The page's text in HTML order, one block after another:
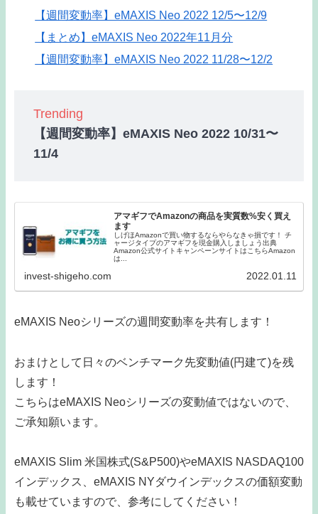
【週間変動率】eMAXIS Neo 2022 12/5〜12/9
【まとめ】eMAXIS Neo 2022年11月分
【週間変動率】eMAXIS Neo 2022 11/28〜12/2
Trending
【週間変動率】eMAXIS Neo 2022 10/31〜
11/4
アマギフでAmazonの商品を実質数%安く買え
ます
しげほAmazonで買い物するならやらなきゃ損です！ チ
ャージタイプのアマギフを現金購入しましょう出典
Amazon公式サイトキャンペーンサイトはこちらAmazon
は...
invest-shigeho.com 2022.01.11
eMAXIS Neoシリーズの週間変動率を共有します！
おまけとして日々のベンチマーク先変動値(円建て)を残
します！
こちらはeMAXIS Neoシリーズの変動値ではないので、
ご承知願います。
eMAXIS Slim 米国株式(S&P500)やeMAXIS NASDAQ100
インデックス、eMAXIS NYダウインデックスの価額変動
も載せていますので、参考にしてください！